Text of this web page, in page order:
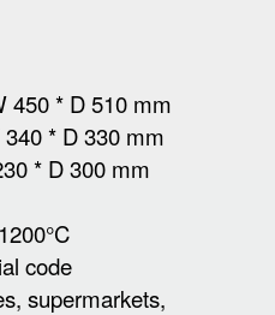
450 * D 510 mm
* D 330 mm
* D 300 mm
code
supermarkets,